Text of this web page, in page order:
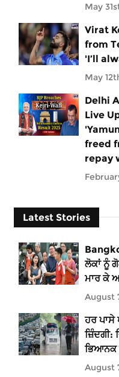
May
Virat
from
'I’ll
May
Delhi
Live
freed
repay
Latest Stories
ਲੋਕਾਂ ਨੂੰ
ਮਾਰ ਕੇ
August
ਹਰ ਪਾਸੇ
ਜ਼ਿੰਦਗੀ:
ਭਿਆਨਕ
August